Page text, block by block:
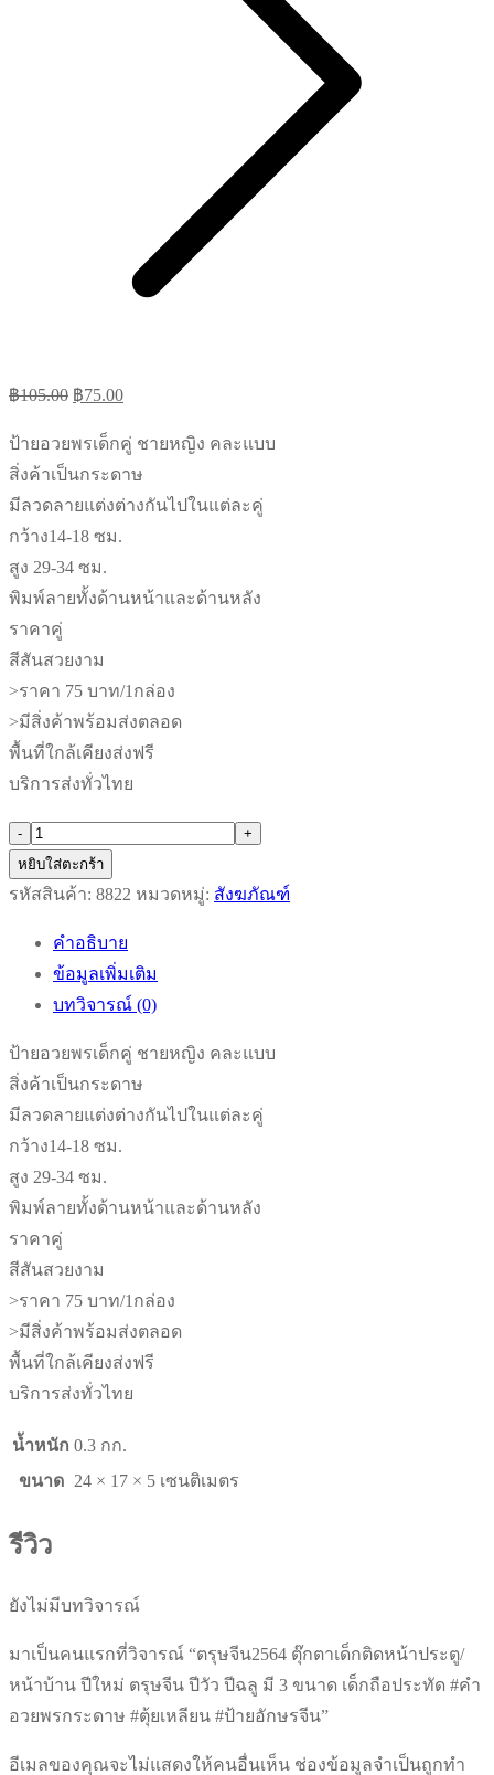
฿105.00 Original
was:
฿105.00.
฿75.00Current
is:
฿75.00.
ป้ายอวยพรเด็กคู่ ชายหญิง คละแบบ
สิ่งค้าเป็นกระดาษ
มีลวดลายแต่งต่างกันไปในแต่ละคู่
กว้าง14-18 ซม.
สูง 29-34 ซม.
พิมพ์ลายทั้งด้านหน้าและด้านหลัง
ราคาคู่
สีสันสวยงาม
>ราคา 75 บาท/1กล่อง
>มีสิ่งค้าพร้อมส่งตลอด
พื้นที่ใกล้เคียงส่งฟรี
บริการส่งทั่วไทย
จำนวน
ตรุษ
จีน2564
ประตู/
หน้า
บ้าน
ปี
ใหม่
ตรุษ
จีน
ปี
วัว
ปี
ฉลู
มี
ขนาด
เด็ก
ประทัด
อวยพร
#ตุ้ย
เหลียน
#ป้าย
อักษร
-
+
หยิบใส่ตะกร้า
รหัสสินค้า: 8822 หมวดหมู่: สังฆภัณฑ์
คำอธิบาย
ข้อมูลเพิ่มเติม
บทวิจารณ์ (0)
ป้ายอวยพรเด็กคู่ ชายหญิง คละแบบ
สิ่งค้าเป็นกระดาษ
มีลวดลายแต่งต่างกันไปในแต่ละคู่
กว้าง14-18 ซม.
สูง 29-34 ซม.
พิมพ์ลายทั้งด้านหน้าและด้านหลัง
ราคาคู่
สีสันสวยงาม
>ราคา 75 บาท/1กล่อง
>มีสิ่งค้าพร้อมส่งตลอด
พื้นที่ใกล้เคียงส่งฟรี
บริการส่งทั่วไทย
น้ำหนัก 0.3 กก.
ขนาด
24 × 17 × 5 เซนติเมตร
รีวิว
ยังไม่มีบทวิจารณ์
มาเป็นคนแรกที่วิจารณ์ “ตรุษจีน2564 ตุ๊กตาเด็กติดหน้าประตู/
หน้าบ้าน ปีใหม่ ตรุษจีน ปีวัว ปีฉลู มี 3 ขนาด เด็กถือประทัด #คำ
อวยพรกระดาษ #ตุ้ยเหลียน #ป้ายอักษรจีน”
อีเมลของคุณจะไม่แสดงให้คนอื่นเห็น ช่องข้อมูลจำเป็นถูกทำ